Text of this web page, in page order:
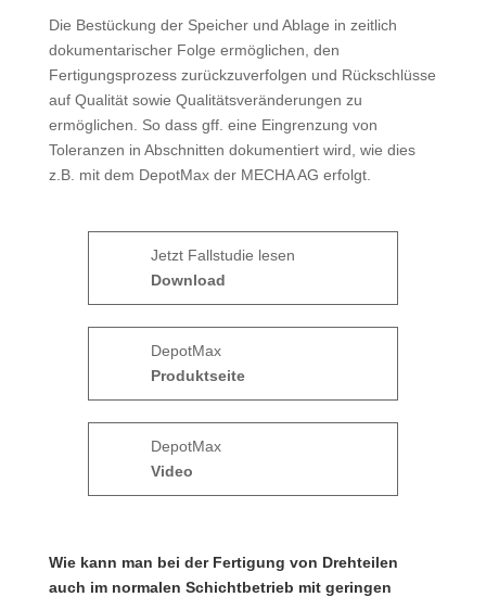
Die Bestückung der Speicher und Ablage in zeitlich
dokumentarischer Folge ermöglichen, den
Fertigungsprozess zurückzuverfolgen und Rückschlüsse
auf Qualität sowie Qualitätsveränderungen zu
ermöglichen. So dass gff. eine Eingrenzung von
Toleranzen in Abschnitten dokumentiert wird, wie dies
z.B. mit dem DepotMax der MECHA AG erfolgt.
Jetzt Fallstudie lesen
Download
DepotMax
Produktseite
DepotMax
Video
Wie kann man bei der Fertigung von Drehteilen
auch im normalen Schichtbetrieb mit geringen